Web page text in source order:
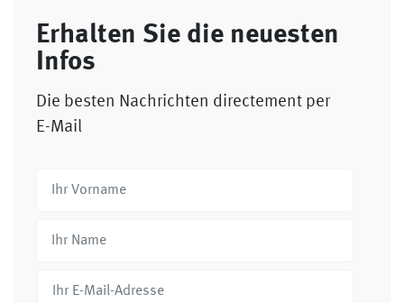
Erhalten Sie die neuesten
Infos
Die besten Nachrichten directement per
E-Mail